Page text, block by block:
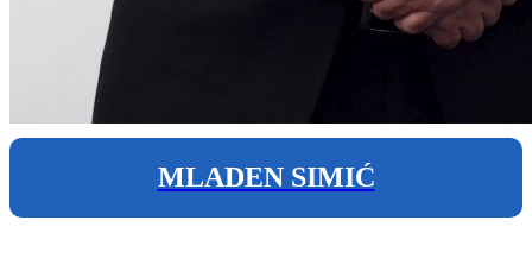
MLADEN SIMIĆ